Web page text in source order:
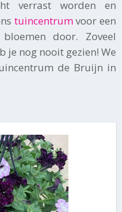
verrast worden en
tuincentrumvoor een
door. Zoveel
je nog nooit gezien! We
de Bruijn in